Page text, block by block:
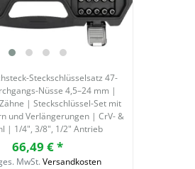
Steckschlüsselsatz 47-
Nüsse 4,5–24 mm |
| Steckschlüssel-Set mit
und Verlängerungen | CrV- &
| 1/4", 3/8", 1/2" Antrieb
66,49 € *
MwSt. Versandkosten